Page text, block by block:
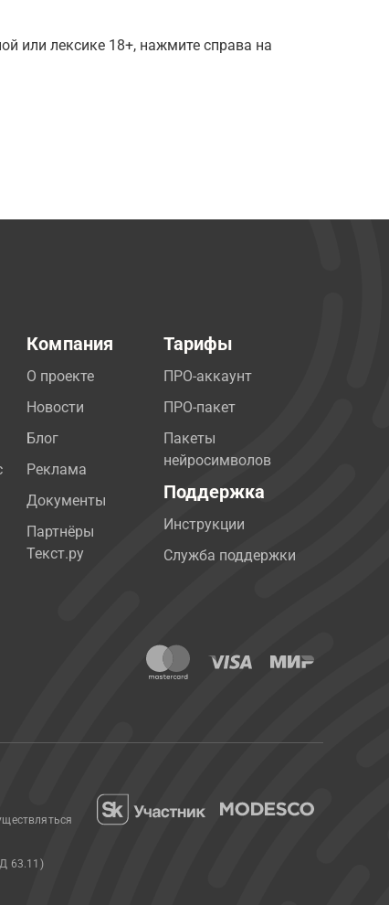
или лексике 18+, нажмите справа на
Компания
О проекте
Новости
Блог
Реклама
Документы
Партнёры
Текст.ру
Тарифы
ПРО-аккаунт
ПРО-пакет
Пакеты
нейросимволов
Поддержка
Инструкции
Служба поддержки
63.11)